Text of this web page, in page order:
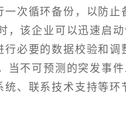
次循环备份，以防止
，该企业可以迅速启
必要的数据校验和调
当不可预测的突发事
、联系技术支持等环